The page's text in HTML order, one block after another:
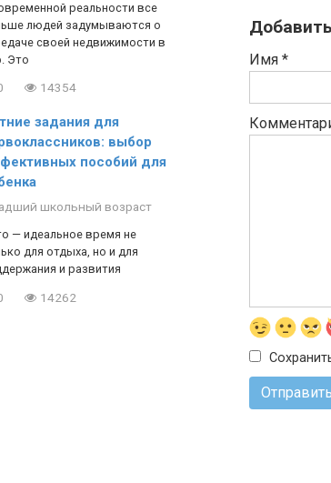
Имя *
реальности все
людей задумываются о
своей недвижимости в
Это
14354
задания для
выбор
пособий для
школьный возраст
— идеальное время не
для отдыха, но и для
и развития
14262